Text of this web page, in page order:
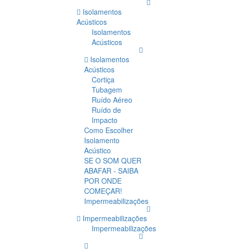
Isolamentos
Acústicos
Isolamentos
Acústicos
Isolamentos
Acústicos
Cortiça
Tubagem
Ruído Aéreo
Ruído de
Impacto
Como Escolher
Isolamento
Acústico
SE O SOM QUER
ABAFAR - SAIBA
POR ONDE
COMEÇAR!
Impermeabilizações
Impermeabilizações
Impermeabilizações